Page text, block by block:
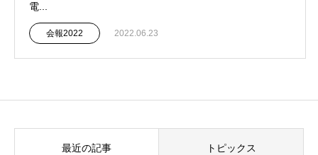
電...
会報2022 2022.06.23
最近の記事 トピックス